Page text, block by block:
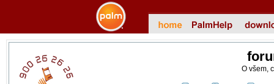
O všem,